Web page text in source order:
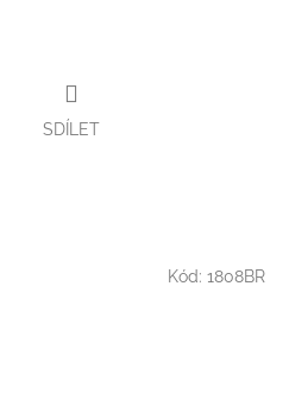
SDÍLET
Kód: 1808BR